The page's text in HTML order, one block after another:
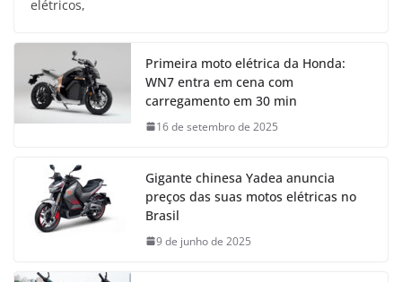
elétricos,
Primeira moto elétrica da Honda:
WN7 entra em cena com
carregamento em 30 min
16 de setembro de 2025
Gigante chinesa Yadea anuncia
preços das suas motos elétricas no
Brasil
9 de junho de 2025